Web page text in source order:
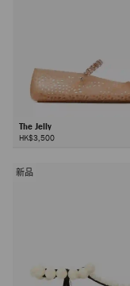
The Jelly
HK$3,500
新品